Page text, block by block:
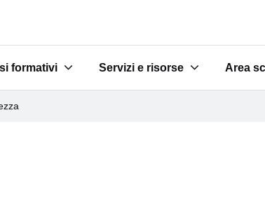
formativi
for "Percorsi formativi"
Servizi e risorse
Submenu for "Servizi e risorse"
Area